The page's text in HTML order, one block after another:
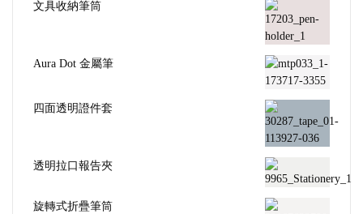
文具收納筆筒
Aura Dot 金屬筆
四面透明證件套
透明拉口報告夾
旋轉式折疊筆筒